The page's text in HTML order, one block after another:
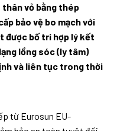
thân vỏ bằng thép
bảo vệ bo mạch với
được bố trí hợp lý kết
lồng sóc (ly tâm)
và liên tục trong thời
từ Eurosun EU-